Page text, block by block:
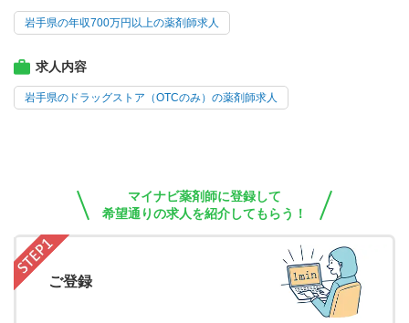
岩手県の年収700万円以上の薬剤師求人
求人内容
岩手県のドラッグストア（OTCのみ）の薬剤師求人
マイナビ薬剤師に登録して
希望通りの求人を紹介してもらう！
ご登録